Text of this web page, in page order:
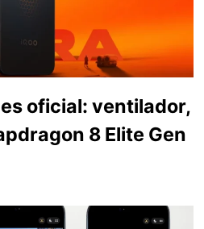
es oficial: ventilador,
8 Elite Gen